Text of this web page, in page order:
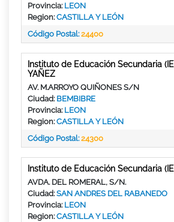
Provincia: LEON
Region:CASTILLA Y LEÓN
Código Postal:24400
Instituto de Educación Secundaria
YAÑEZ
AV. M.ARROYO QUIÑONES S/N
Ciudad: BEMBIBRE
Provincia: LEON
Region:CASTILLA Y LEÓN
Código Postal:24300
Instituto de Educación Secundaria
AVDA. DEL ROMERAL, S/N.
Ciudad:SAN ANDRES DEL RABANEDO
Provincia: LEON
Region:CASTILLA Y LEÓN